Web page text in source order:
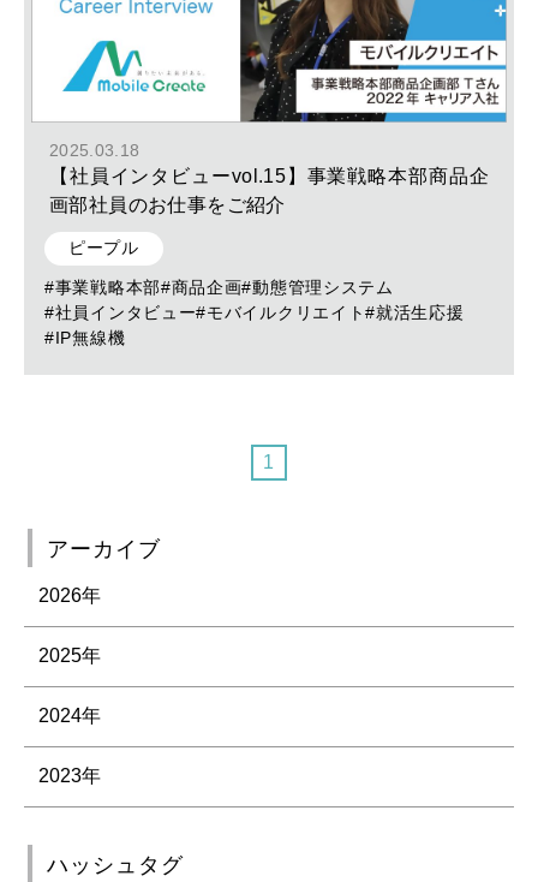
2025.03.18
【社員インタビューvol.15】事業戦略本部商品企
画部社員のお仕事をご紹介
ピープル
#事業戦略本部#商品企画#動態管理システム
#社員インタビュー#モバイルクリエイト#就活生応援
#IP無線機
アーカイブ
2026年
2025年
2024年
2023年
ハッシュタグ
1